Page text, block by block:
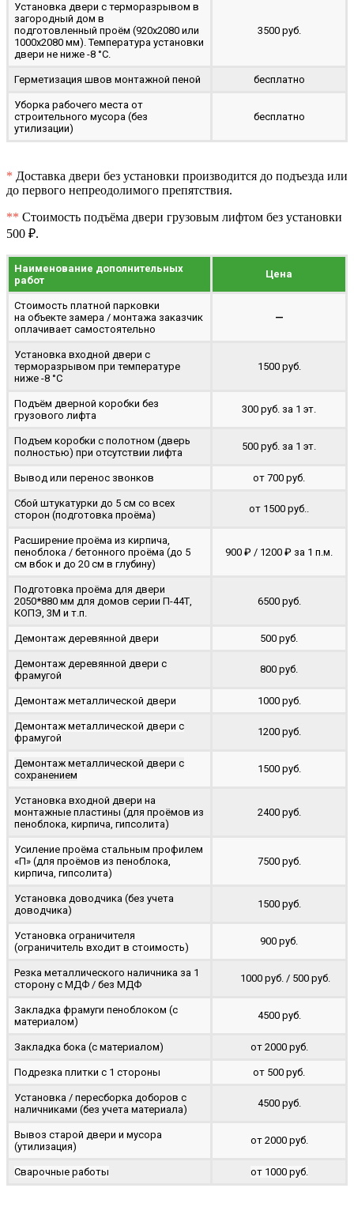
Установка двери с терморазрывом в
загородный дом в
подготовленный проём (920x2080 или
1000x2080 мм). Температура установки
двери не ниже -8 °C.
3500 руб.
Герметизация швов монтажной пеной бесплатно
Уборка рабочего места от
строительного мусора (без
утилизации)
бесплатно
* Доставка двери без установки производится до подъезда или
до первого непреодолимого препятствия.
** Стоимость подъёма двери грузовым лифтом без установки
500 ₽.
Наименование дополнительных
работ
Цена
Стоимость платной парковки
на объекте замера / монтажа заказчик
оплачивает самостоятельно
—
Установка входной двери с
терморазрывом при температуре
ниже -8 °C
1500 руб.
Подъём дверной коробки без
грузового лифта
300 руб. за 1 эт.
Подъем коробки с полотном (дверь
полностью) при отсутствии лифта
500 руб. за 1 эт.
Вывод или перенос звонков от 700 руб.
Сбой штукатурки до 5 см со всех
сторон (подготовка проёма)
от 1500 руб..
Расширение проёма из кирпича,
пеноблока / бетонного проёма (до 5
cм вбок и до 20 см в глубину)
900 ₽ / 1200 ₽ за 1 п.м.
Подготовка проёма для двери
2050*880 мм для домов серии П-44Т,
КОПЭ, 3М и т.п.
6500 руб.
Демонтаж деревянной двери 500 руб.
Демонтаж деревянной двери с
фрамугой
800 руб.
Демонтаж металлической двери 1000 руб.
Демонтаж металлической двери с
фрамугой
1200 руб.
Демонтаж металлической двери с
сохранением
1500 руб.
Установка входной двери на
монтажные пластины (для проёмов из
пеноблока, кирпича, гипсолита)
2400 руб.
Усиление проёма стальным профилем
«П» (для проёмов из пеноблока,
кирпича, гипсолита)
7500 руб.
Установка доводчика (без учета
доводчика)
1500 руб.
Установка ограничителя
(ограничитель входит в стоимость)
900 руб.
Резка металлического наличника за 1
сторону с МДФ / без МДФ
1000 руб. / 500 руб.
Закладка фрамуги пеноблоком (с
материалом)
4500 руб.
Закладка бока (с материалом) от 2000 руб.
Подрезка плитки с 1 стороны от 500 руб.
Установка / пересборка доборов с
наличниками (без учета материала)
4500 руб.
Вывоз старой двери и мусора
(утилизация)
от 2000 руб.
Сварочные работы от 1000 руб.